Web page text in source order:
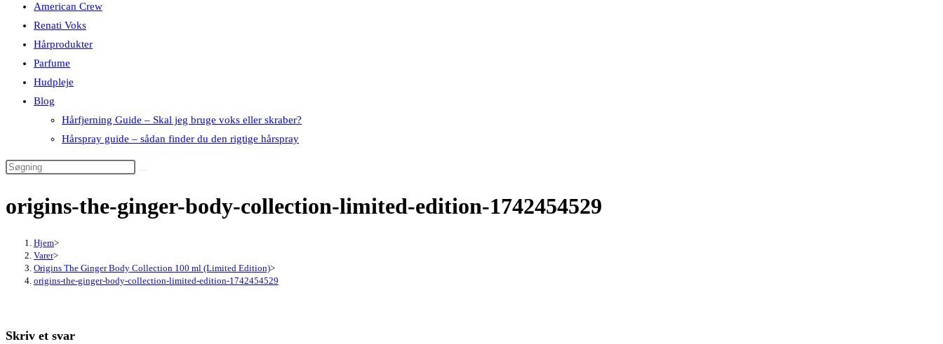
American Crew
Renati Voks
Hårprodukter
Parfume
Hudpleje
Blog
Hårfjerning Guide – Skal jeg bruge voks eller skraber?
Hårspray guide – sådan finder du den rigtige hårspray
origins-the-ginger-body-collection-limited-edition-1742454529
Hjem>
Varer>
Origins The Ginger Body Collection 100 ml (Limited Edition)>
origins-the-ginger-body-collection-limited-edition-1742454529
Skriv et svar